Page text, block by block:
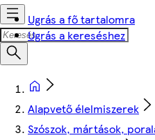
Ugrás a fő tartalomra
Ugrás a kereséshez
Alapvető élelmiszerek
Szószok, mártások,